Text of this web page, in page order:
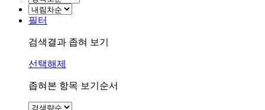
필터
검색결과 좁혀 보기
선택해제
좁혀본 항목 보기순서